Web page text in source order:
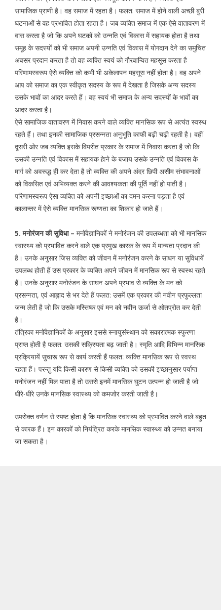
सामाजिक प्राणी है। वह समाज में रहता है। फलत: समाज में होने वाली अच्छी बुरी
घटनाओं से वह प्रभावित होता रहता है। जब व्यक्ति समाज में एक ऐसे वातावरण में
वास करता है जो कि अपने घटकों को उन्नति एवं विकास में सहायक होता है तथा
समूह के सदस्यों को भी समाज अपनी उन्नति एवं विकास में योगदान देने का समुचित
अवसर प्रदान करता है तो वह व्यक्ति स्वयं को गौरवान्वित महसूस करता है
परिणामस्वरूप ऐसे व्यक्ति को कभी भी अकेलापन महसूस नहीं होता है। वह अपने
आप को समाज का एक स्वीकृत सदस्य के रूप में देखता है जिसके अन्य सदस्य
उसके भावों का आदर करते हैं। वह स्वयं भी समाज के अन्य सदस्यों के भावों का
आदर करता है।
ऐसे सामाजिक वातावरण में निवास करने वाले व्यक्ति मानसिक रूप से अत्यंत स्वस्थ
रहते हैं। तथा इनकी सामाजिक प्रसन्नता अनुभूति काफी बढ़ी चढ़ी रहती है। वहीं
दूसरी ओर जब व्यक्ति इसके विपरीत प्रकार के समाज में निवास करता है जो कि
उसकी उन्नति एवं विकास में सहायक हेाने के बजाय उसके उन्नति एवं विकास के
मार्ग को अवरूद्ध ही कर देता है तो व्यक्ति की अपने अंदर छिपी असीम संभावनाओं
को विकसित एवं अभिव्यक्त करने की आवश्यकता की पूर्ति नहीं हो पाती है।
परिणामस्वरूप ऐसा व्यक्ति को अपनी इच्छाओं का दमन करना पड़ता है एवं
कालान्तर में ऐसे व्यक्ति मानसिक रूग्णता का शिकार हो जाते हैं।
5. मनोरंजन की सुविधा – मनोवैज्ञानिकों ने मनोरंजन की उपलब्धता को भी मानसिक
स्वास्थ्य को प्रभावित करने वाले एक प्रमुख कारक के रूप में मान्यता प्रदान की
है। उनके अनुसार जिस व्यक्ति को जीवन में मनोरंजन करने के साधन या सुविधायें
उपलब्ध होती हैं उस प्रकार के व्यक्ति अपने जीवन में मानसिक रूप से स्वस्थ रहते
हैं। उनके अनुसार मनोरंजन के साघन अपने प्रभाव से व्यक्ति के मन को
प्रसन्नता, एवं आह्लाद से भर देते हैं फलत: उसमें एक प्रकार की नवीन प्रफुल्लता
जन्म लेती है जो कि उसके मस्तिष्क एवं मन को नवीन ऊर्जा से ओतप्रोत कर देती
है।
तंत्रिका मनोवैज्ञानिकों के अनुसार इससे स्नायुसंस्थान को सकारात्मक स्फुरणा
प्राप्त होती है फलत: उसकी सक्रियता बढ़ जाती है। स्मृति आदि विभिन्न मानसिक
प्रक्रियायें सुचारू रूप से कार्य करती हैं फलत: व्यक्ति मानसिक रूप से स्वस्थ
रहता हैं। परन्तु यदि किसी कारण से किसी व्यक्ति को उसकी इच्छानुसार पर्याप्त
मनोरंजन नहीं मिल पाता है तो उससे इनमें मानसिक घुटन उत्पन्न हो जाती है जो
धीरे-धीरे उनके मानसिक स्वास्थ्य को कमजोर करती जाती है।
उपरोक्त वर्णन से स्पष्ट होता है कि मानसिक स्वास्थ्य को प्रभावित करने वाले बहुत
से कारक हैं। इन कारकों को नियंत्रित करके मानसिक स्वास्थ्य को उन्नत बनाया
जा सकता है।